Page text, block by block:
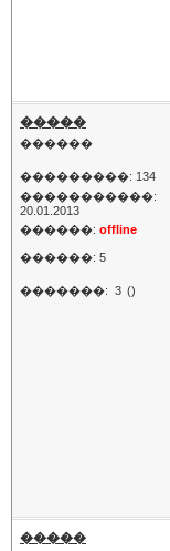
�����
������
���������: 134
�����������:
20.01.2013
������: offline
������: 5
�������: 3 ()
�����